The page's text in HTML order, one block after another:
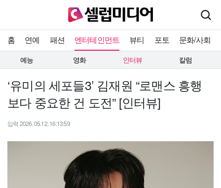
홈 연예 패션 엔터테인먼트 뷰티 포토 문화/사회
예능 영화 인터뷰 칼럼
‘유미의 세포들3’ 김재원 “로맨스 흥행
보다 중요한 건 도전” [인터뷰]
입력 2026. 05.12. 16:13:59